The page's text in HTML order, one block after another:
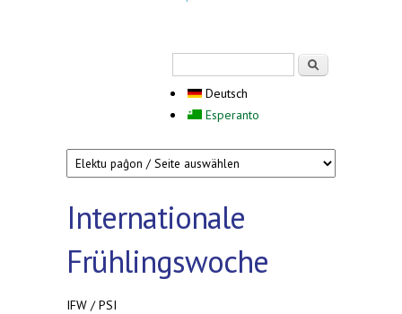
Deutsch
Esperanto
Internationale
Frühlingswoche
IFW / PSI